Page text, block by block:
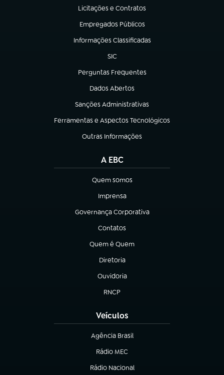
Licitações e Contratos
(abre em nova aba)
Empregados Públicos
(abre em nova aba)
Informações Classificadas
(abre em nova aba)
SIC
(abre em nova aba)
Perguntas Frequentes
(abre em nova aba)
Dados Abertos
(abre em nova aba)
Sanções Administrativas
(abre em nova aba)
Ferramentas e Aspectos Tecnológicos
(abre em nova aba)
Outras Informações
(abre em nova aba)
A EBC
Quem somos
(abre em nova aba)
Imprensa
(abre em nova aba)
Governança Corporativa
(abre em nova aba)
Contatos
(abre em nova aba)
Quem é Quem
(abre em nova aba)
Diretoria
(abre em nova aba)
Ouvidoria
(abre em nova aba)
RNCP
(abre em nova aba)
Veículos
Agência Brasil
(abre em nova aba)
Rádio MEC
(abre em nova aba)
Rádio Nacional